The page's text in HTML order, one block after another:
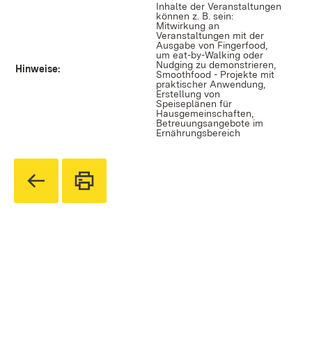
Hinweise:
Inhalte der Veranstaltungen
können z. B. sein:
Mitwirkung an
Veranstaltungen mit der
Ausgabe von Fingerfood,
um eat-by-Walking oder
Nudging zu demonstrieren,
Smoothfood - Projekte mit
praktischer Anwendung,
Erstellung von
Speiseplänen für
Hausgemeinschaften,
Betreuungsangebote im
Ernährungsbereich